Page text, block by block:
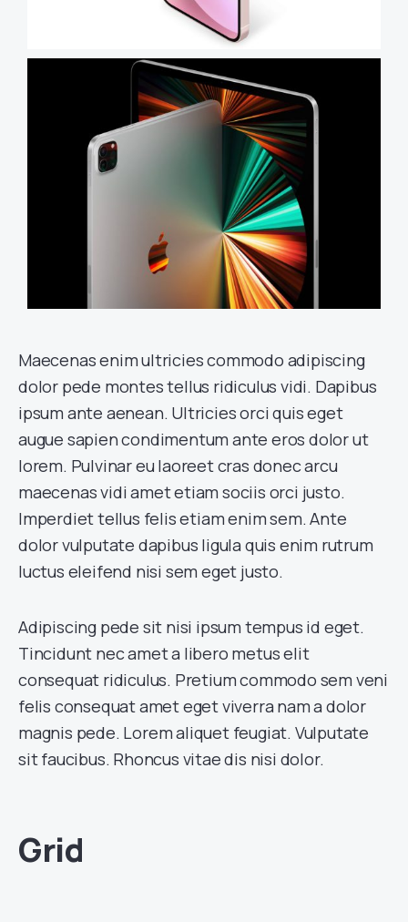
Maecenas enim ultricies commodo adipiscing
dolor pede montes tellus ridiculus vidi. Dapibus
ipsum ante aenean. Ultricies orci quis eget
augue sapien condimentum ante eros dolor ut
lorem. Pulvinar eu laoreet cras donec arcu
maecenas vidi amet etiam sociis orci justo.
Imperdiet tellus felis etiam enim sem. Ante
dolor vulputate dapibus ligula quis enim rutrum
luctus eleifend nisi sem eget justo.
Adipiscing pede sit nisi ipsum tempus id eget.
Tincidunt nec amet a libero metus elit
consequat ridiculus. Pretium commodo sem veni
felis consequat amet eget viverra nam a dolor
magnis pede. Lorem aliquet feugiat. Vulputate
sit faucibus. Rhoncus vitae dis nisi dolor.
Grid